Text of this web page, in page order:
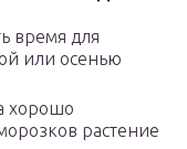
время для
или осенью
хорошо
растение